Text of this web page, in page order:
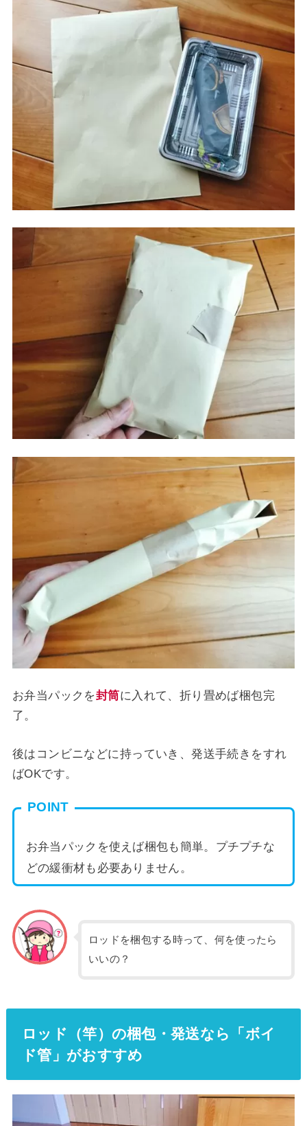
お弁当パックを封筒に入れて、折り畳めば梱包完
了。
後はコンビニなどに持っていき、発送手続きをすれ
ばOKです。
POINT
お弁当パックを使えば梱包も簡単。プチプチな
どの緩衝材も必要ありません。
ロッドを梱包する時って、何を使ったら
いいの？
ロッド（竿）の梱包・発送なら「ボイ
ド管」がおすすめ